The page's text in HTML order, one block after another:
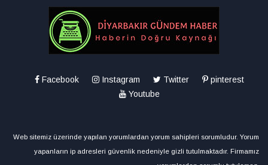
Facebook Instagram Twitter
pinterest
Youtube
Web sitemiz üzerinde yapılan yorumlardan yorum sahipleri sorumludur. Yorum
yapanların ip adresleri güvenlik nedeniyle gizli tutulmaktadır. Firmamız